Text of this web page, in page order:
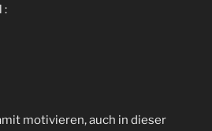
:
motivieren, auch in dieser